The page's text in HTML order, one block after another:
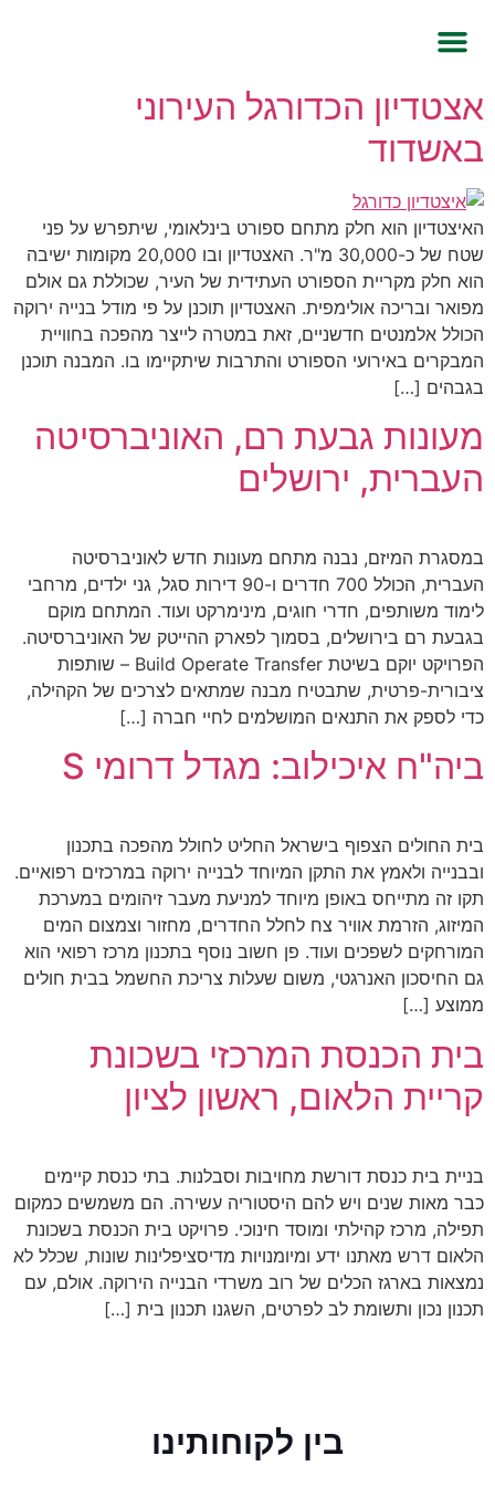
אצטדיון הכדורגל העירוני
באשדוד
האיצטדיון הוא חלק מתחם ספורט בינלאומי, שיתפרש על פני
שטח של כ-30,000 מ"ר. האצטדיון ובו 20,000 מקומות ישיבה
הוא חלק מקריית הספורט העתידית של העיר, שכוללת גם אולם
מפואר ובריכה אולימפית. האצטדיון תוכנן על פי מודל בנייה ירוקה
הכולל אלמנטים חדשניים, זאת במטרה לייצר מהפכה בחוויית
המבקרים באירועי הספורט והתרבות שיתקיימו בו. המבנה תוכנן
בגבהים […]
מעונות גבעת רם, האוניברסיטה
העברית, ירושלים
במסגרת המיזם, נבנה מתחם מעונות חדש לאוניברסיטה
העברית, הכולל 700 חדרים ו-90 דירות סגל, גני ילדים, מרחבי
לימוד משותפים, חדרי חוגים, מינימרקט ועוד. המתחם מוקם
בגבעת רם בירושלים, בסמוך לפארק ההייטק של האוניברסיטה.
הפרויקט יוקם בשיטת Build Operate Transfer – שותפות
ציבורית-פרטית, שתבטיח מבנה שמתאים לצרכים של הקהילה,
כדי לספק את התנאים המושלמים לחיי חברה […]
ביה"ח איכילוב: מגדל דרומי S
בית החולים הצפוף בישראל החליט לחולל מהפכה בתכנון
ובבנייה ולאמץ את התקן המיוחד לבנייה ירוקה במרכזים רפואיים.
תקו זה מתייחס באופן מיוחד למניעת מעבר זיהומים במערכת
המיזוג, הזרמת אוויר צח לחלל החדרים, מחזור וצמצום המים
המורחקים לשפכים ועוד. פן חשוב נוסף בתכנון מרכז רפואי הוא
גם החיסכון האנרגטי, משום שעלות צריכת החשמל בבית חולים
ממוצע […]
בית הכנסת המרכזי בשכונת
קריית הלאום, ראשון לציון
בניית בית כנסת דורשת מחויבות וסבלנות. בתי כנסת קיימים
כבר מאות שנים ויש להם היסטוריה עשירה. הם משמשים כמקום
תפילה, מרכז קהילתי ומוסד חינוכי. פרויקט בית הכנסת בשכונת
הלאום דרש מאתנו ידע ומיומנויות מדיסציפלינות שונות, שכלל לא
נמצאות בארגז הכלים של רוב משרדי הבנייה הירוקה. אולם, עם
תכנון נכון ותשומת לב לפרטים, השגנו תכנון בית […]
בין לקוחותינו